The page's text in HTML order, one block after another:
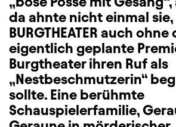
da ahnte nicht einmal sie,
BURGTHEATER auch ohne
eigentlich geplante
Burgtheater ihren Ruf als
„Nestbeschmutzerin“
sollte. Eine berühmte
Schauspielerfamilie,